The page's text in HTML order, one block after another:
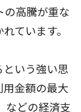
の高騰が重な
ています。
いう強い思
用金額の最大
などの経済支